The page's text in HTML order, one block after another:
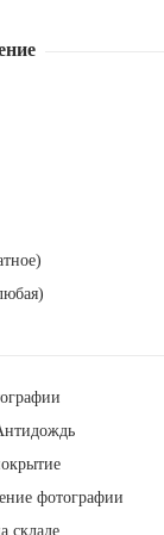
фотографии
складе